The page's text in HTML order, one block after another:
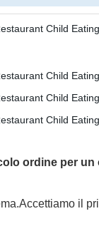
ordine per
il